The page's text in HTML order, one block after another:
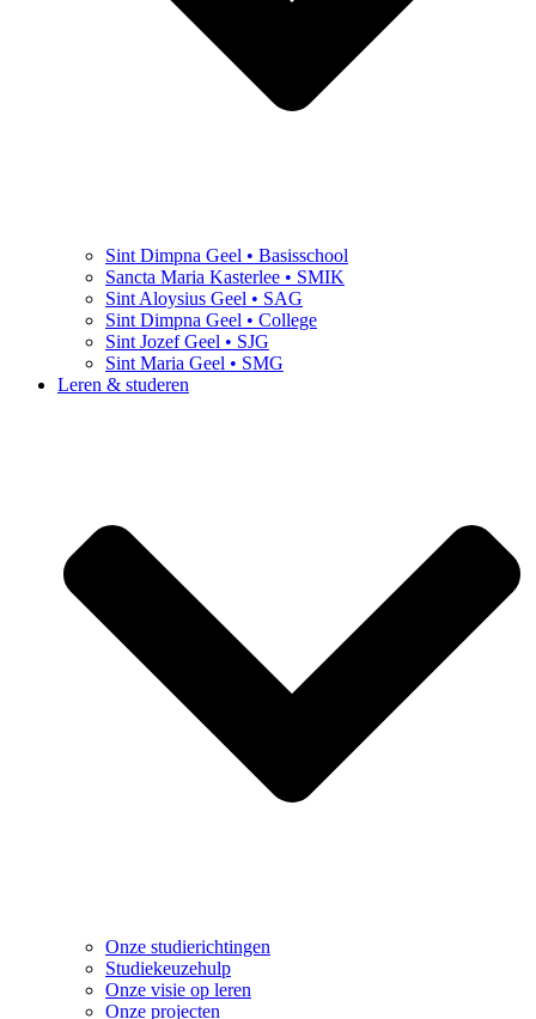
Sint Dimpna Geel • Basisschool
Sancta Maria Kasterlee • SMIK
Sint Aloysius Geel • SAG
Sint Dimpna Geel • College
Sint Jozef Geel • SJG
Sint Maria Geel • SMG
Leren & studeren
Onze studierichtingen
Studiekeuzehulp
Onze visie op leren
Onze projecten